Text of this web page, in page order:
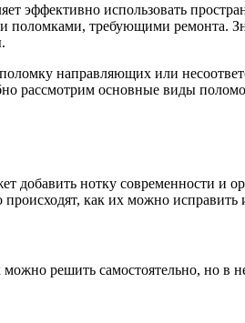
эффективно использовать
требующими ремонта.
направляющих или
рассмотрим основные виды
добавить нотку современности и
как их можно
решить самостоятельно, но в